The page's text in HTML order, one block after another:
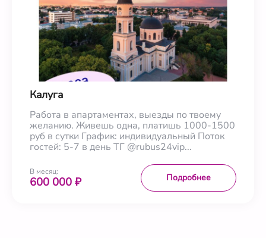
Калуга
Работа в апартаментах, выезды по твоему
желанию. Живешь одна, платишь 1000-1500
руб в сутки График: индивидуальный Поток
гостей: 5-7 в день ТГ @rubus24vip...
В месяц:
600 000 ₽ Подробнее